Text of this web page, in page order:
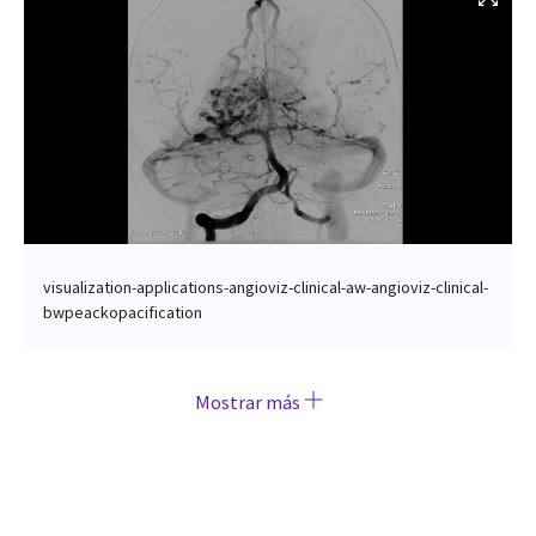
visualization-applications-angioviz-clinical-aw-angioviz-clinical-
bwpeackopacification
Mostrar más